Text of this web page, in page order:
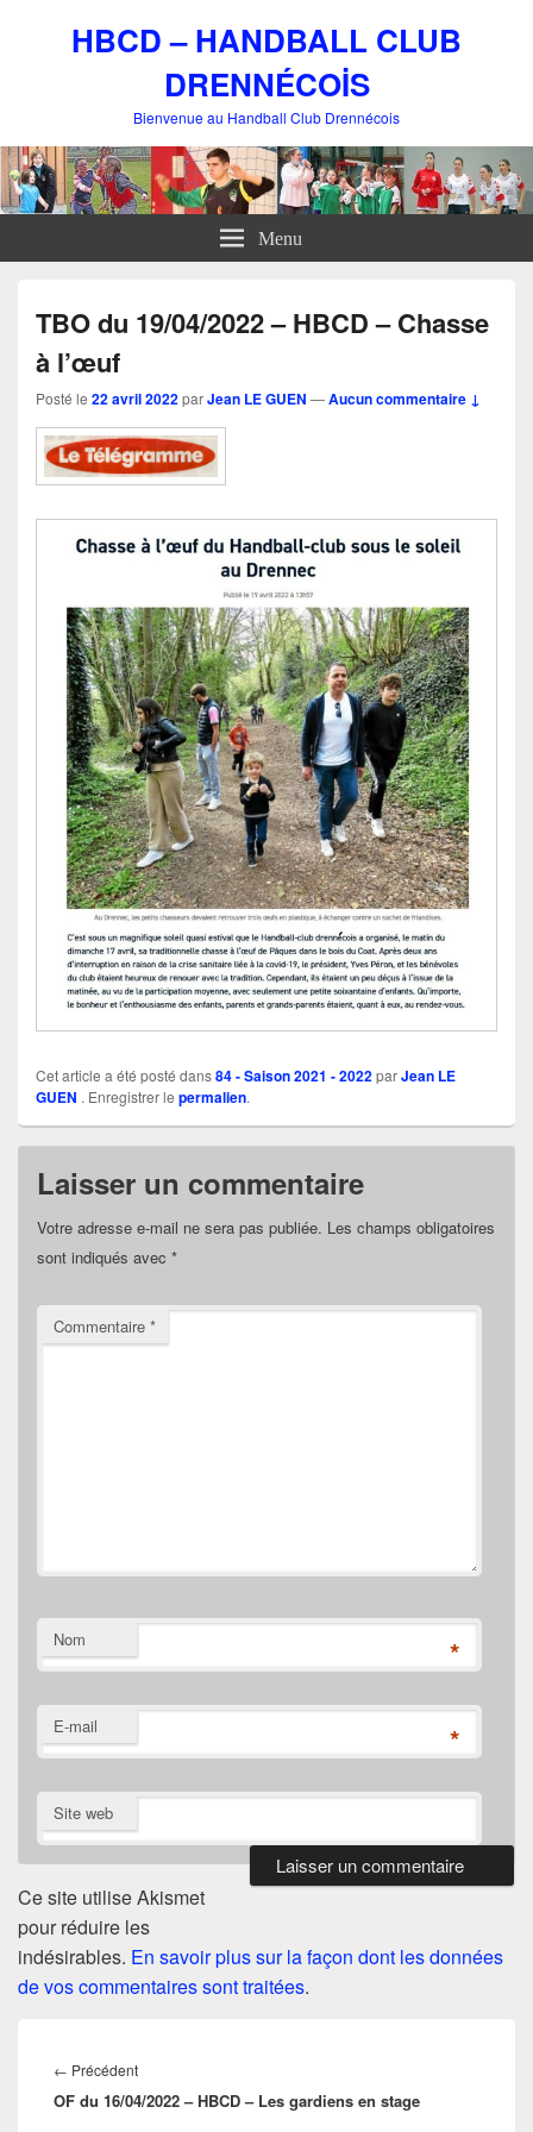
HBCD – HANDBALL CLUB
DRENNÉCOİS
Bienvenue au Handball Club Drennécois
Menu
TBO du 19/04/2022 – HBCD – Chasse
à l’œuf
Posté le 22 avril 2022parJean LE GUEN —Aucun commentaire ↓
Cet article a été posté dans84 - Saison 2021 - 2022parJean LE
GUEN . Enregistrer le permalien.
Laisser un commentaire
Votre adresse e-mail ne sera pas publiée. Les champs obligatoires
sont indiqués avec *
Commentaire *
Nom *
E-mail *
Site web
Ce site utilise Akismet
pour réduire les
indésirables. En savoir plus sur la façon dont les données
de vos commentaires sont traitées.
de
l’article
← PrécédentArticle
précédent :
OF du 16/04/2022 – HBCD – Les gardiens en stage